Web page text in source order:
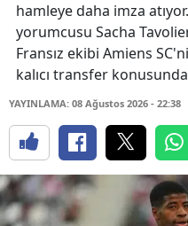
hamleye daha imza
yorumcusu Sacha
Fransız ekibi Amiens
kalıcı transfer
YAYINLAMA: 08 Ağustos 2026 - 22:38